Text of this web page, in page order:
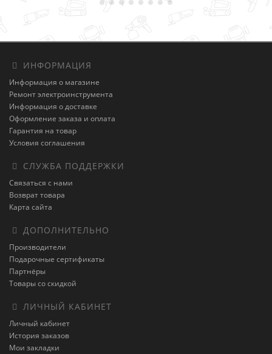
ИНФОРМАЦИЯ
Информация о магазине
Ремонт электроинструмента
Информация о доставке
Оформление заказа и оплата
Гарантия на товар
Условия соглашения
СЛУЖБА ПОДДЕРЖКИ
Связаться с нами
Возврат товара
Карта сайта
ДОПОЛНИТЕЛЬНО
Производители
Подарочные сертификаты
Партнёры
Товары со скидкой
ЛИЧНЫЙ КАБИНЕТ
Личный кабинет
История заказов
Мои закладки